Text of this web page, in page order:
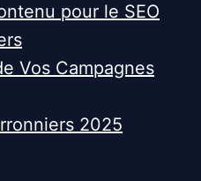
pour le SEO
Vos Campagnes
2025